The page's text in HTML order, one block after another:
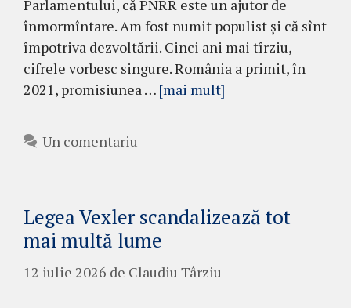
Parlamentului, că PNRR este un ajutor de
înmormîntare. Am fost numit populist și că sînt
împotriva dezvoltării. Cinci ani mai tîrziu,
cifrele vorbesc singure. România a primit, în
2021, promisiunea … [mai mult]
Un comentariu
Legea Vexler scandalizează tot
mai multă lume
12 iulie 2026 de Claudiu Târziu